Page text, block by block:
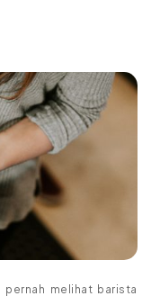
melihat barista